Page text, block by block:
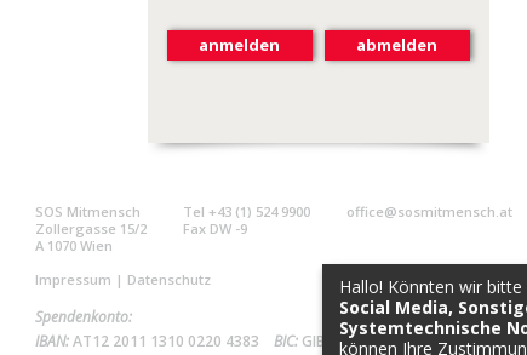
SOS Mitmensch
Zollergasse 15/2
A 1070 Wien
Tel +43 (1) 524 9900
Fax DW -9
office@sosmitmensch.at
Impressum | Datenschutz
Spendenkonto:
IBAN:AT12 2011 1310 0220 4383 BIC: GIBAATWWXXX
Hallo! Könnten wir
Social Media,
Systemtechnische
können Ihre